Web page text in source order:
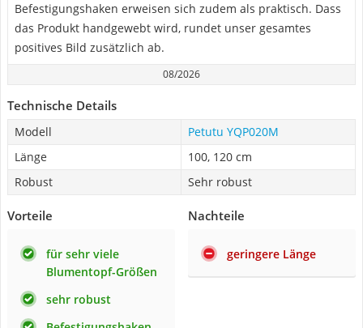
Befestigungshaken erweisen sich zudem als praktisch. Dass
das Produkt handgewebt wird, rundet unser gesamtes
positives Bild zusätzlich ab.
08/2026
Technische Details
Modell
Petutu YQP020M
Länge
100, 120 cm
Robust
Sehr robust
Vorteile
für sehr viele
Blumentopf-Größen
sehr robust
Nachteile
geringere Länge